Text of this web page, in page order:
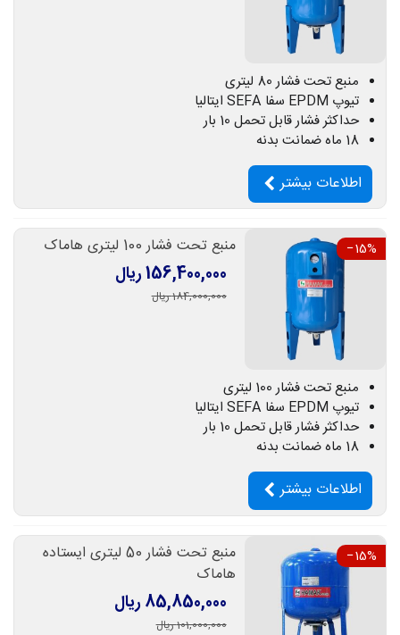
منبع تحت فشار 80 لیتری
تیوپ EPDM سفا SEFA ایتالیا
حداکثر فشار قابل تحمل 10 بار
18 ماه ضمانت بدنه
اطلاعات بیشتر
‎−15% منبع تحت فشار 100 لیتری هاماک
156,400,000 ریال
184,000,000 ریال
منبع تحت فشار 100 لیتری
تیوپ EPDM سفا SEFA ایتالیا
حداکثر فشار قابل تحمل 10 بار
18 ماه ضمانت بدنه
اطلاعات بیشتر
‎−15%
منبع تحت فشار 50 لیتری ایستاده
هاماک
85,850,000 ریال
101,000,000 ریال